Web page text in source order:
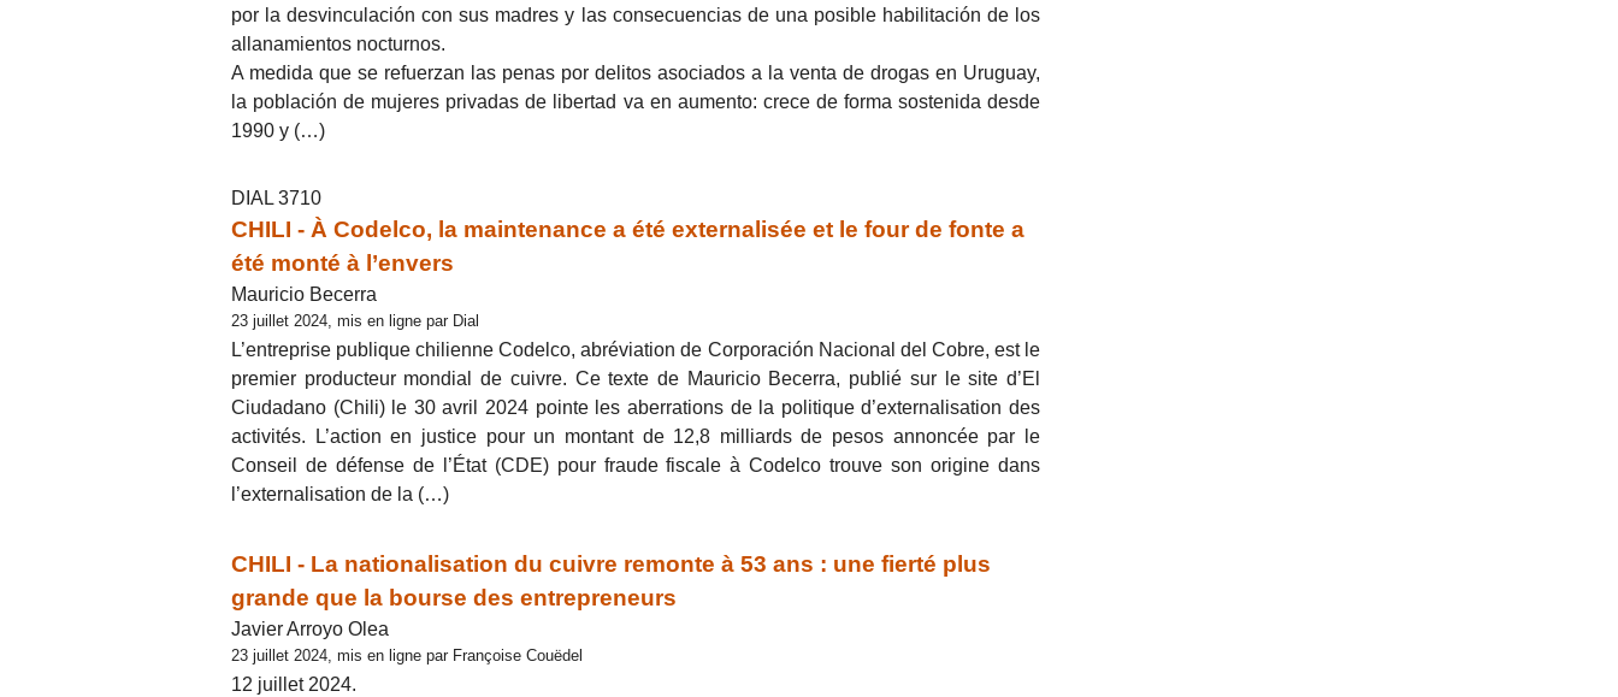
por la desvinculación con sus madres y las consecuencias de una posible habilitación de los
allanamientos nocturnos.
A medida que se refuerzan las penas por delitos asociados a la venta de drogas en Uruguay,
la población de mujeres privadas de libertad va en aumento: crece de forma sostenida desde
1990 y (…)
DIAL 3710
CHILI - À Codelco, la maintenance a été externalisée et le four de fonte a
été monté à l’envers
Mauricio Becerra
23 juillet 2024, mis en ligne par Dial
L’entreprise publique chilienne Codelco, abréviation de Corporación Nacional del Cobre, est le
premier producteur mondial de cuivre. Ce texte de Mauricio Becerra, publié sur le site d’El
Ciudadano (Chili) le 30 avril 2024 pointe les aberrations de la politique d’externalisation des
activités. L’action en justice pour un montant de 12,8 milliards de pesos annoncée par le
Conseil de défense de l’État (CDE) pour fraude fiscale à Codelco trouve son origine dans
l’externalisation de la (…)
CHILI - La nationalisation du cuivre remonte à 53 ans : une fierté plus
grande que la bourse des entrepreneurs
Javier Arroyo Olea
23 juillet 2024, mis en ligne par Françoise Couëdel
12 juillet 2024.